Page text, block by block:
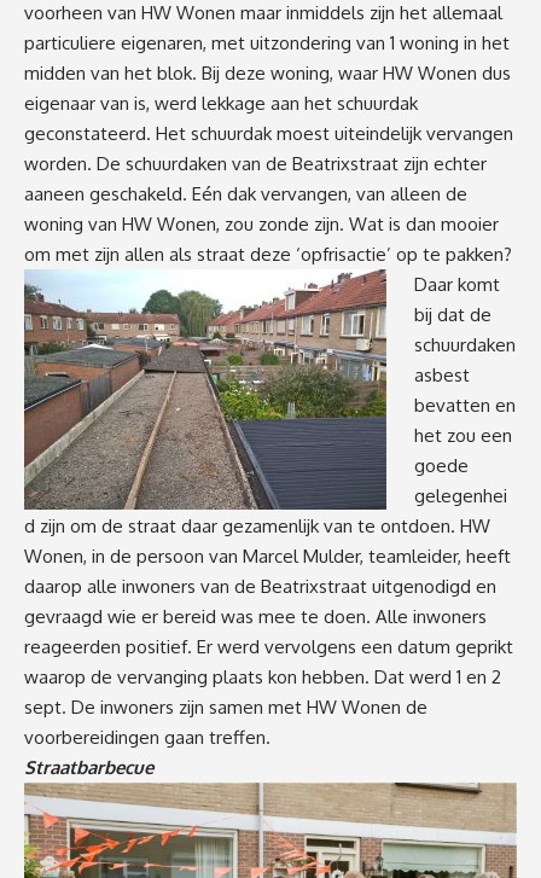
voorheen van HW Wonen maar inmiddels zijn het allemaal
particuliere eigenaren, met uitzondering van 1 woning in het
midden van het blok. Bij deze woning, waar HW Wonen dus
eigenaar van is, werd lekkage aan het schuurdak
geconstateerd. Het schuurdak moest uiteindelijk vervangen
worden. De schuurdaken van de Beatrixstraat zijn echter
aaneen geschakeld. Eén dak vervangen, van alleen de
woning van HW Wonen, zou zonde zijn. Wat is dan mooier
om met zijn allen als straat deze ‘opfrisactie’ op te pakken?
Daar komt
bij dat de
schuurdaken
asbest
bevatten en
het zou een
goede
gelegenhei
d zijn om de straat daar gezamenlijk van te ontdoen. HW
Wonen, in de persoon van Marcel Mulder, teamleider, heeft
daarop alle inwoners van de Beatrixstraat uitgenodigd en
gevraagd wie er bereid was mee te doen. Alle inwoners
reageerden positief. Er werd vervolgens een datum geprikt
waarop de vervanging plaats kon hebben. Dat werd 1 en 2
sept. De inwoners zijn samen met HW Wonen de
voorbereidingen gaan treffen.
Straatbarbecue